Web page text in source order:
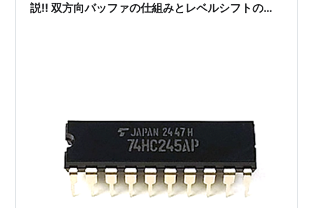
説‼ 双方向バッファの仕組みとレベルシフトの活